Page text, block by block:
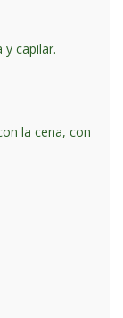
y capilar.
la cena, con